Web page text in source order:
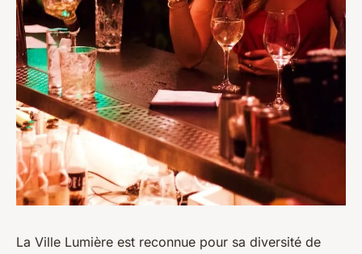
La Ville Lumière est reconnue pour sa diversité de